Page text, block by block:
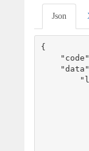
Json
{